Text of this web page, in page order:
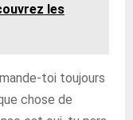
les
toi toujours
chose de